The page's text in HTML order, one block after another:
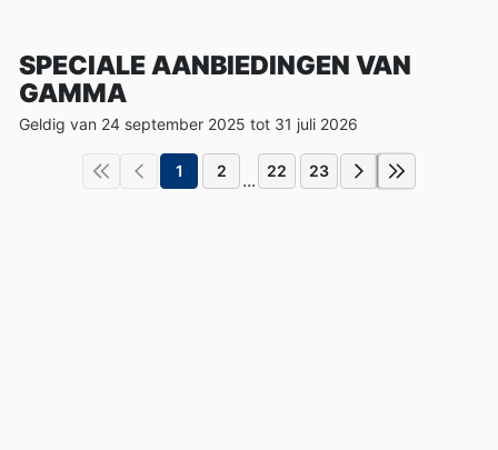
SPECIALE AANBIEDINGEN VAN
GAMMA
Geldig van 24 september 2025 tot 31 juli 2026
1 2 ... 22 23